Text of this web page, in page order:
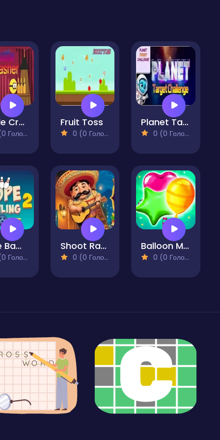
Bottle Crasher Fruit Toss
0 (0 Голосів)
Planet Target Challenge
0 (0 Голосів)
Rope Bawling 2 Shoot Rapid Aim
0 (0 Голосів)
Balloon Match Color Match
0 (0 Голосів)